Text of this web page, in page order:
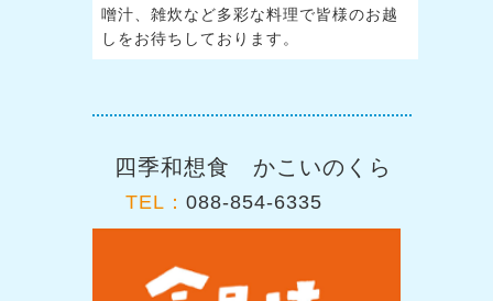
噌汁、雑炊など多彩な料理で皆様のお越
しをお待ちしております。
四季和想食 かこいのくら
TEL： 088-854-6335